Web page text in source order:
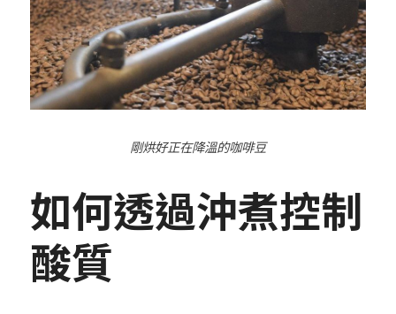
剛烘好正在降溫的咖啡豆
如何透過沖煮控制
酸質